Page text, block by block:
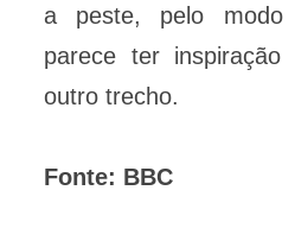
a peste, pelo
parece ter inspiração
outro trecho.
Fonte: BBC